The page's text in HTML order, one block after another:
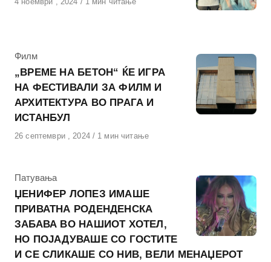
КАтегорија
Филм
„ВРЕМЕ НА БЕТОН“ ЌЕ ИГРА
НА ФЕСТИВАЛИ ЗА ФИЛМ И
АРХИТЕКТУРА ВО ПРАГА И
ИСТАНБУЛ
Објавено
26 септември , 2024 1 мин читање
КАтегорија
Патувања
ЏЕНИФЕР ЛОПЕЗ ИМАШЕ
ПРИВАТНА РОДЕНДЕНСКА
ЗАБАВА ВО НАШИОТ ХОТЕЛ,
НО ПОЈАДУВАШЕ СО ГОСТИТЕ
И СЕ СЛИКАШЕ СО НИВ, ВЕЛИ МЕНАЏЕРОТ